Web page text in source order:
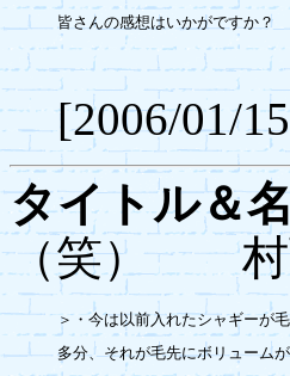
皆さんの感想はいかがですか？
[2006/01/
タイトル＆
（笑）
＞・今は以前入れたシャギーが
多分、それが毛先にボリューム